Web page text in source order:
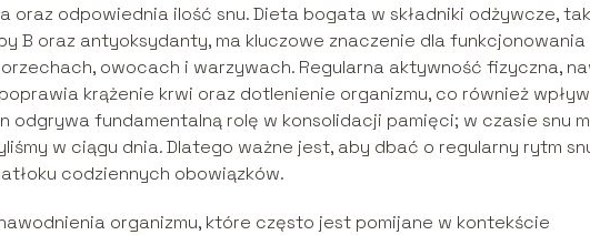
oraz odpowiednia ilość snu. Dieta bogata w składniki odżywcze,
B oraz antyoksydanty, ma kluczowe znaczenie dla funkcjonowania
owocach i warzywach. Regularna aktywność fizyczna,
krążenie krwi oraz dotlenienie organizmu, co również
odgrywa fundamentalną rolę w konsolidacji pamięci; w czasie snu
w ciągu dnia. Dlatego ważne jest, aby dbać o regularny rytm
codziennych obowiązków.
organizmu, które często jest pomijane w kontekście